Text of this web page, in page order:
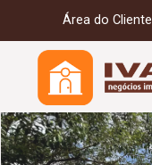
Área do Cliente